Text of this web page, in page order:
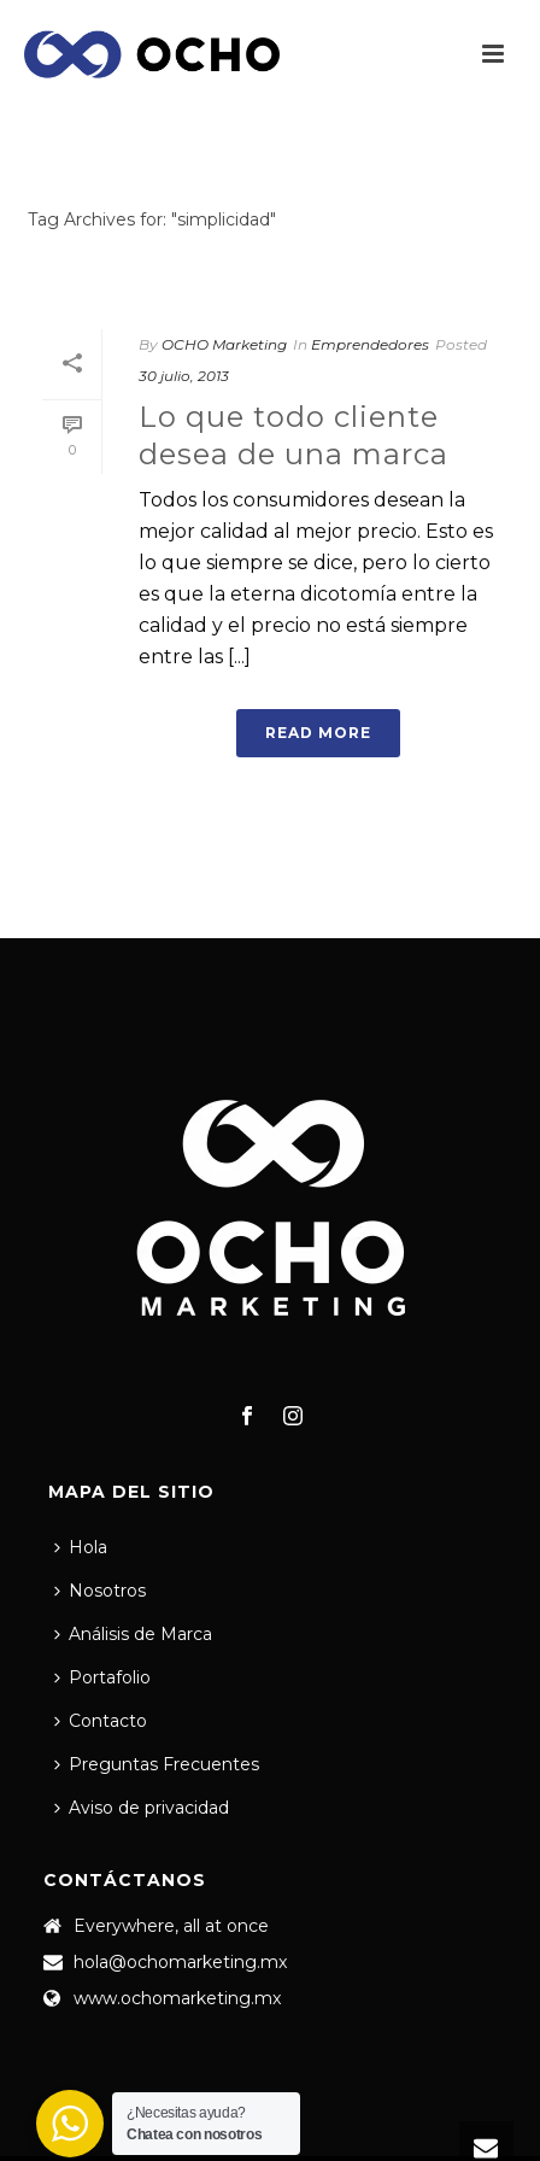
Tag Archives for: "simplicidad"
0
By OCHO Marketing In Emprendedores Posted
30 julio, 2013
Lo que todo cliente
desea de una marca
Todos los consumidores desean la
mejor calidad al mejor precio. Esto es
lo que siempre se dice, pero lo cierto
es que la eterna dicotomía entre la
calidad y el precio no está siempre
entre las [...]
READ MORE
MAPA DEL SITIO
Hola
Nosotros
Análisis de Marca
Portafolio
Contacto
Preguntas Frecuentes
Aviso de privacidad
CONTÁCTANOS
Everywhere, all at once
hola@ochomarketing.mx
www.ochomarketing.mx
¿Necesitas ayuda?
Chatea con nosotros